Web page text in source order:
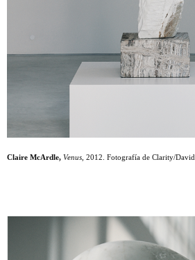
Claire McArdle, Venus , 2012. Fotografía de Clarity/